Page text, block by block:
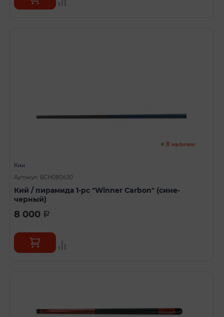
В наличии
Кии
Артикул: БСН080630
Кий / пирамида 1-pc "Winner Carbon" (сине-
черный)
8 000 a